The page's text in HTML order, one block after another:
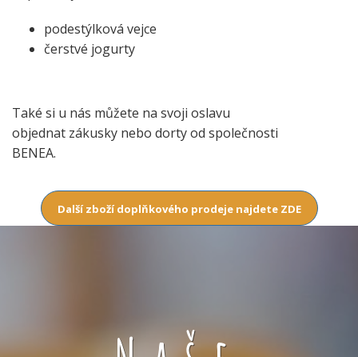
podestýlková vejce
čerstvé jogurty
Také si u nás můžete na svoji oslavu
objednat zákusky nebo dorty od společnosti
BENEA.
Další zboží doplňkového prodeje najdete ZDE